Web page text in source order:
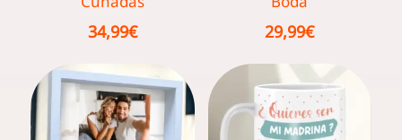
34,99€ 29,99€